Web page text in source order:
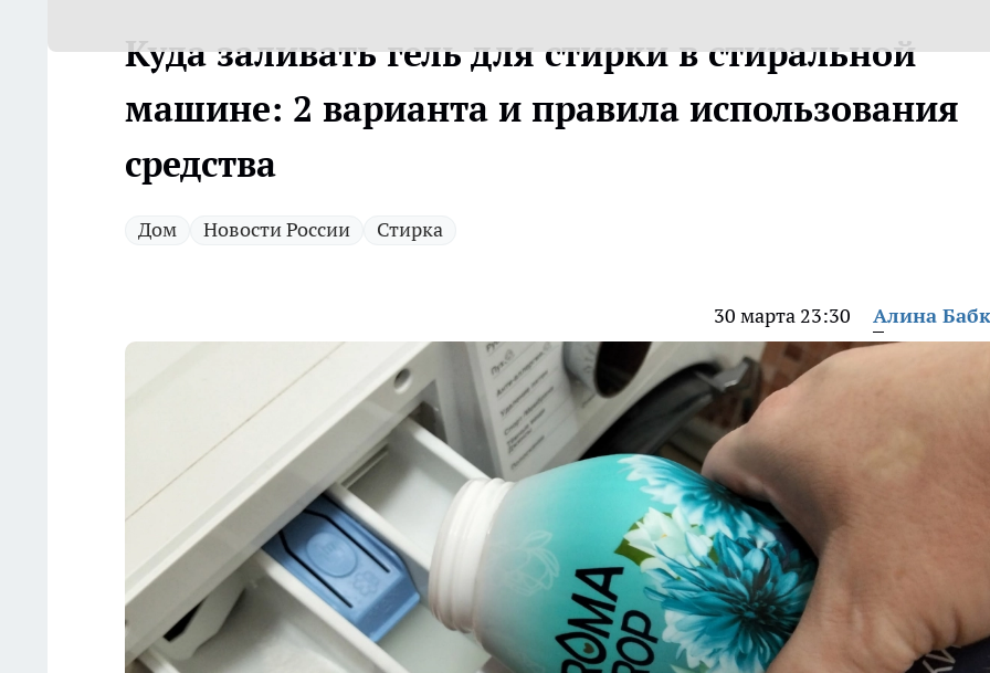
Куда заливать гель для стирки в стиральной
машине: 2 варианта и правила использования
средства
Дом Новости России Стирка
30 марта 23:30 Алина